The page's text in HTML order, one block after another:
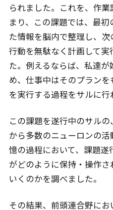
られました。これを、作
まり、この課題では、最
た情報を脳内で整理し、
行動を無駄なく計画して
た。例えるならば、私達
め、仕事中はそのプラン
を実行する過程をサルに行
この課題を遂行中のサル
から多数のニューロンの
憶の過程において、課題
がどのように保持・操作
いくのかを調べました。
その結果、前頭連合野に